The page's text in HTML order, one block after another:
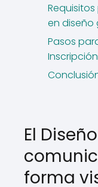
en diseño
Pasos
Inscripción
El
forma